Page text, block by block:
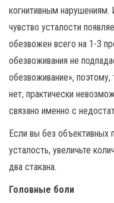
когнитивным
чувство усталости
обезвожен всего на 1-3
обезвоживания не
обезвоживание», поэтому,
нет, практически
связано именно с
Если вы без объективных
усталость, увеличьте
два стакана.
Головные боли